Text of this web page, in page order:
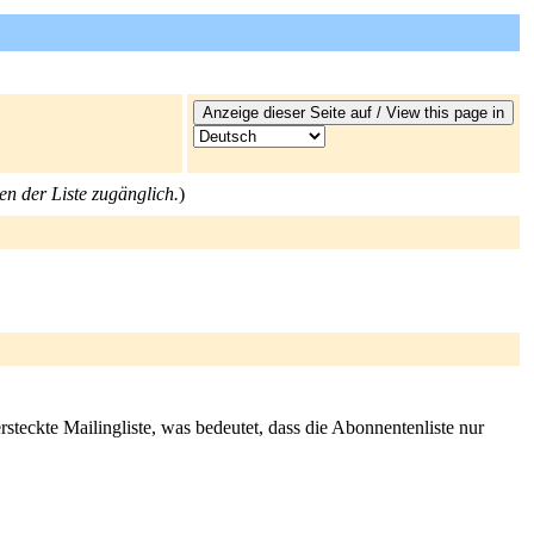
der Liste zugänglich.)
Mailingliste, was bedeutet, dass die Abonnentenliste nur